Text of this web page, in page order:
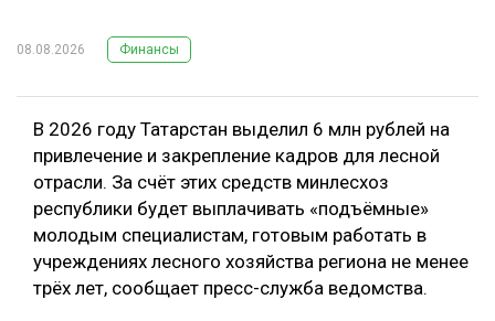
08.08.2026 Финансы
В 2026 году Татарстан выделил 6 млн рублей на
привлечение и закрепление кадров для лесной
отрасли. За счёт этих средств минлесхоз
республики будет выплачивать «подъёмные»
молодым специалистам, готовым работать в
учреждениях лесного хозяйства региона не менее
трёх лет, сообщает пресс-служба ведомства.